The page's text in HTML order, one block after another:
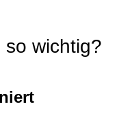
so wichtig?